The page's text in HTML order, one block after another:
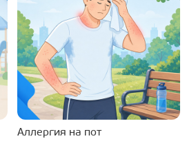
Аллергия на пот